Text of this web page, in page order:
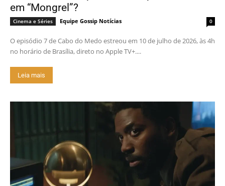
em “Mongrel”?
Cinema e Séries Equipe Gossip Notícias 0
O episódio 7 de Cabo do Medo estreou em 10 de julho de 2026, às 4h
no horário de Brasília, direto no Apple TV+....
Leia mais